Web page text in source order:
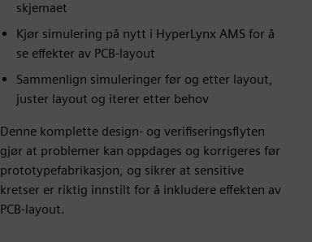
skjemaet
Kjør simulering på nytt i HyperLynx AMS for å
se effekter av PCB-layout
Sammenlign simuleringer før og etter layout,
juster layout og iterer etter behov
Denne komplette design- og verifiseringsflyten
gjør at problemer kan oppdages og korrigeres før
prototypefabrikasjon, og sikrer at sensitive
kretser er riktig innstilt for å inkludere effekten av
PCB-layout.